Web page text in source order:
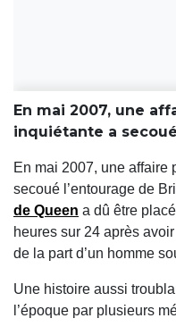
En mai 2007, une
inquiétante a
En mai 2007, une affaire
secoué l’entourage de
de Queen a dû être
heures sur 24 après
de la part d’un homme
Une histoire aussi
l’époque par plusieurs